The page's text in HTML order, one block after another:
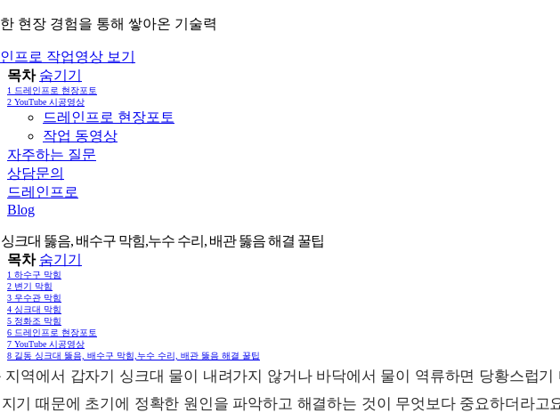
현장 경험을 통해 쌓아온 기술력
프로 작업영상 보기
목차 숨기기
1 드레인프로 현장포토
2 YouTube 시공영상
드레인프로 현장포토
작업 동영상
자주하는 질문
상담문의
드레인프로
Blog
크대 뚫음, 배수구 막힘,누수 수리, 배관 뚫음 해결 꿀팁
목차 숨기기
1 하수구 막힘
2 변기 막힘
3 우수관 막힘
4 싱크대 막힘
5 정화조 막힘
6 드레인프로 현장포토
7 YouTube 시공영상
8 길동 싱크대 뚫음, 배수구 막힘,누수 수리, 배관 뚫음 해결 꿀팁
지역에서 갑자기 싱크대 물이 내려가지 않거나 바닥에서 물이 역류하면 당황스럽
기 때문에 초기에 정확한 원인을 파악하고 해결하는 것이 무엇보다 중요하더라